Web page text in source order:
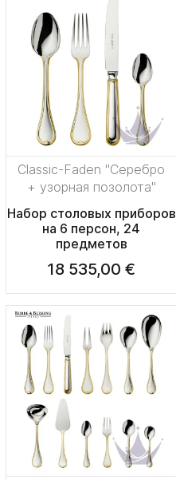
Classic-Faden "Серебро
+ узорная позолота"
Набор столовых приборов
на 6 персон, 24
предметов
18 535,00 €